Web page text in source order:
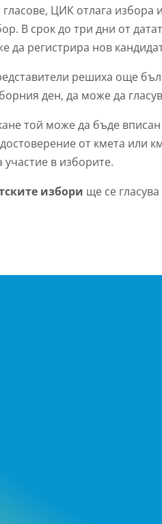
гласове, ЦИК отлага избора
В срок до три дни от
да регистрира нов
решиха още
ден, да може да
той може да бъде
от кмета или
участие в изборите.
избори ще се гласува